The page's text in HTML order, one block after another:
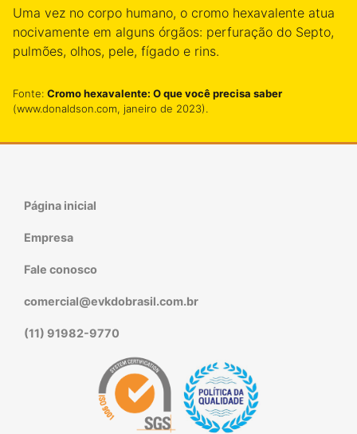
Uma vez no corpo humano, o cromo hexavalente atua
nocivamente em alguns órgãos: perfuração do Septo,
pulmões, olhos, pele, fígado e rins.
Fonte: Cromo hexavalente: O que você precisa saber
(www.donaldson.com, janeiro de 2023).
Página inicial
Empresa
Fale conosco
comercial@evkdobrasil.com.br
(11) 91982-9770